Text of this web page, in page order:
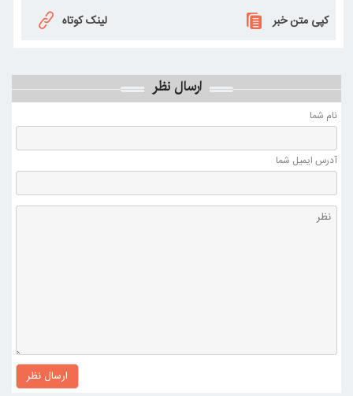
t
a
a
m
l
g
m
h
e
کپی متن خبر لینک کوتاه
ارسال نظر
نام شما
آدرس ايميل شما
ارسال نظر